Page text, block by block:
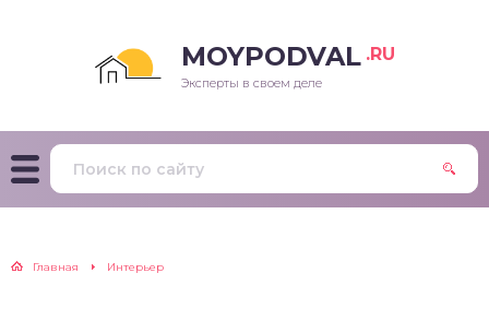
MOYPODVAL .RU
Эксперты в своем деле
Главная Интерьер